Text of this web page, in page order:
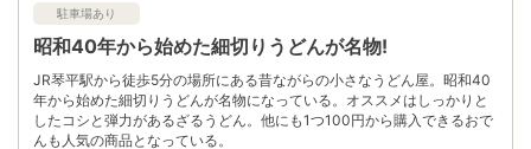
駐車場あり
昭和40年から始めた細切りうどんが名物!
JR琴平駅から徒歩5分の場所にある昔ながらの小さなうどん屋。昭和40
年から始めた細切りうどんが名物になっている。オススメはしっかりと
したコシと弾力があるざるうどん。他にも1つ100円から購入できるおで
んも人気の商品となっている。